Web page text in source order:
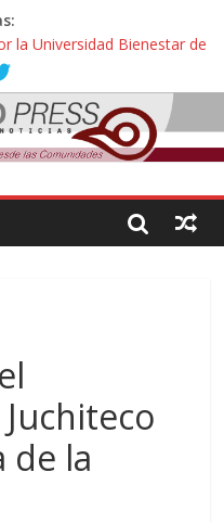
la Universidad Bienestar de
amparo
se reúnen con titular de
materiales e
de nuevo despojo de su
la extracción ilegal de
de la